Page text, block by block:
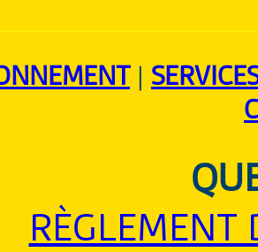
|
RÈGLEMENT